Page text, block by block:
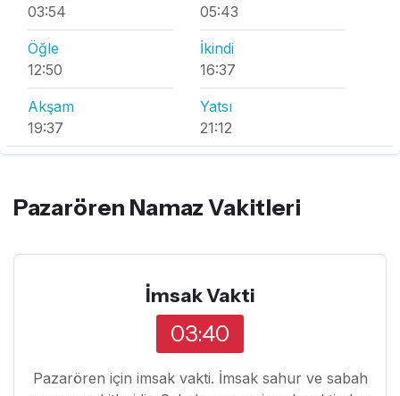
03:54
05:43
Öğle
12:50
İkindi
16:37
Akşam
19:37
Yatsı
21:12
Pazarören Namaz Vakitleri
İmsak Vakti
03:40
Pazarören için imsak vakti. İmsak sahur ve sabah